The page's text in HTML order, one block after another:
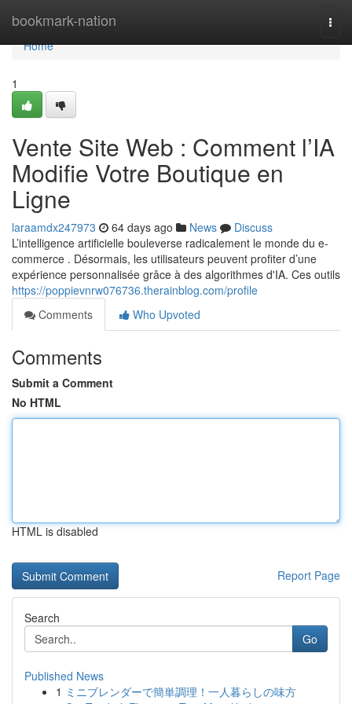
bookmark-nation
Home
Home
1
Vente Site Web : Comment l’IA
Modifie Votre Boutique en
Ligne
laraamdx247973 64 days ago News
Discuss
L’intelligence artificielle bouleverse radicalement le monde du e-
commerce . Désormais, les utilisateurs peuvent profiter d’une
expérience personnalisée grâce à des algorithmes d'IA. Ces outils
https://poppievnrw076736.therainblog.com/profile
Comments
Who Upvoted
Comments
Submit a Comment
No HTML
HTML is disabled
Report Page
Search
Go
Published News
1 ミニブレンダーで簡単調理！一人暮らしの味方